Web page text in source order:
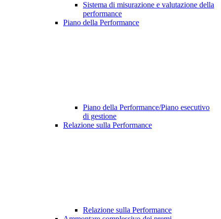
Sistema di misurazione e valutazione della
performance
Piano della Performance
Piano della Performance/Piano esecutivo
di gestione
Relazione sulla Performance
Relazione sulla Performance